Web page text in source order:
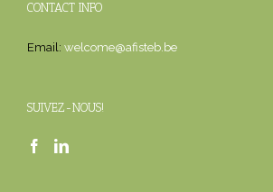
CONTACT INFO
Email: welcome@afisteb.be
SUIVEZ-NOUS!